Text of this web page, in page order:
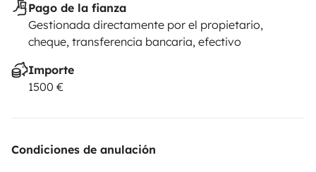
Pago de la fianza
Gestionada directamente por el propietario,
cheque, transferencia bancaria, efectivo
Importe
1500 €
Condiciones de anulación